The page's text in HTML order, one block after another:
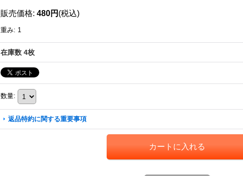
販売価格: 480円 (税込)
重み: 1
在庫数 4枚
数量:
返品特約に関する重要事項